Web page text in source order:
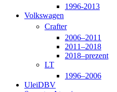
1996-2013
Volkswagen
Crafter
2006–2011
2011–2018
2018–prezent
LT
1996–2006
UleiDBV